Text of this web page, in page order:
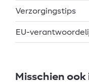
Verzorgingstips
EU-
Misschien